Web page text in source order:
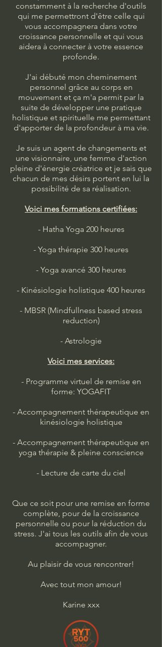
constamment à la recherche d'outils
qui me permettront d'être celle qui
vous accompagnera dans votre
croissance personnelle et qui vous
aidera à connecter à votre essence
profonde.
J'ai débuté mon cheminement
personnel grâce au corps en
mouvement et ça m'a permit par la
suite de développer une pratique
holistique et spirituelle me permettant
d'apporter de la profondeur à ma vie.
Je suis un agent de changements et
une visionnaire, une femme d'action
pleine d'énergie créatrice et je sais que
chacun de mes désirs portent en lui la
possibilité de sa réalisation.
Voici mes formations certifiées:
- Hatha Yoga 200 heures
- Yoga thérapie 300 heures
- Yoga avancé 300 heures
- Kinésiologie holistique 400 heures
- MBSR (Mindfullness based stress
reduction)
- Astrologie
Voici mes services:
- Programme virtuel de remise en
forme: YOGAFIT
- Accompagnement thérapeutique en
kinésiologie holistique
- Accompagnement thérapeutique en
yoga thérapie & pleine conscience
- Lecture de carte du ciel
Que ce soit pour une remise en forme
complète, pour de la croissance
personnelle ou pour la réduction du
stress. J'ai tous les outils afin de vous
accompagner.
Au plaisir de vous rencontrer!
Avec tout mon amour!
Karine xxx